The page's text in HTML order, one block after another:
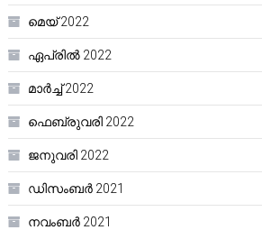
മെയ്‌ 2022
ഏപ്രിൽ 2022
മാർച്ച്‌ 2022
ഫെബ്രുവരി 2022
ജനുവരി 2022
ഡിസംബർ 2021
നവംബർ 2021